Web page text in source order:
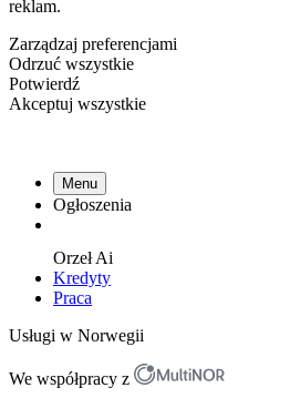
reklam.
Zarządzaj preferencjami
Odrzuć wszystkie
Potwierdź
Akceptuj wszystkie
Menu
Ogłoszenia
OrzełAi
Kredyty
Praca
Usługi w Norwegii
We współpracy z